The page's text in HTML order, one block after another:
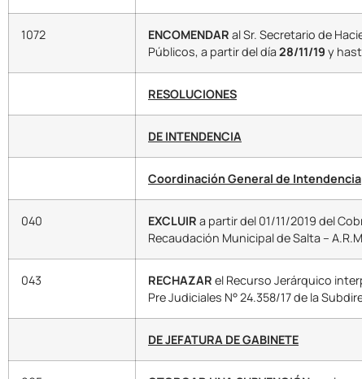
1072 ENCOMENDAR al Sr. Secretario de
Públicos, a partir del día28/11/19 y
RESOLUCIONES
DE INTENDENCIA
Coordinación General de Intendencia
040 EXCLUIR a partir del 01/11/2019 del
Recaudación Municipal de Salta –
043 RECHAZAR el Recurso Jerárquico
Pre Judiciales N° 24.358/17 de la
DE JEFATURA DE GABINETE